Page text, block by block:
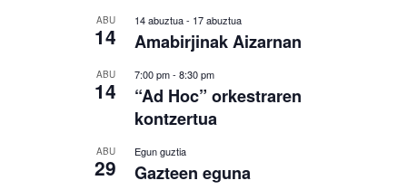
ABU
14
14 abuztua- 17 abuztua
Amabirjinak Aizarnan
ABU
14
7:00 pm- 8:30 pm
“Ad Hoc” orkestraren
kontzertua
ABU
29
Egun guztia
Gazteen eguna